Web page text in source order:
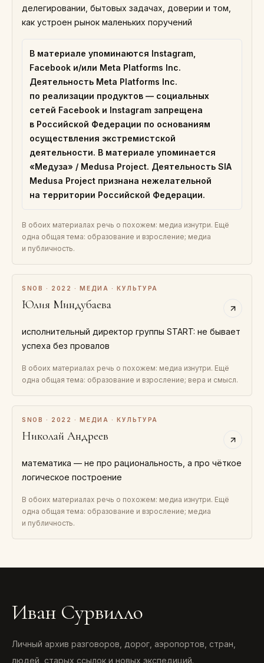
делегировании, бытовых задачах, доверии и том,
как устроен рынок маленьких поручений
В материале упоминаются Instagram,
Facebook и/или Meta Platforms Inc.
Деятельность Meta Platforms Inc.
по реализации продуктов — социальных
сетей Facebook и Instagram запрещена
в Российской Федерации по основаниям
осуществления экстремистской
деятельности. В материале упоминается
«Медуза» / Medusa Project. Деятельность SIA
Medusa Project признана нежелательной
на территории Российской Федерации.
В обоих материалах речь о похожем: медиа изнутри. Ещё
одна общая тема: образование и взросление; медиа
и публичность.
SNOB · 2022 · МЕДИА · КУЛЬТУРА
Юлия Миндубаева
исполнительный директор группы START: не бывает
успеха без провалов
В обоих материалах речь о похожем: медиа изнутри. Ещё
одна общая тема: образование и взросление; вера и смысл.
SNOB · 2022 · МЕДИА · КУЛЬТУРА
Николай Андреев
математика — не про рациональность, а про чёткое
логическое построение
В обоих материалах речь о похожем: медиа изнутри. Ещё
одна общая тема: образование и взросление; медиа
и публичность.
Иван Сурвилло
Личный архив разговоров, дорог, аэропортов, стран,
людей, старых ссылок и новых экспедиций.